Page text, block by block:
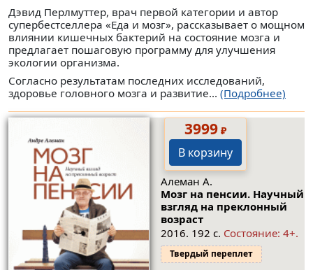
Дэвид Перлмуттер, врач первой категории и автор
супербестселлера «Еда и мозг», рассказывает о мощном
влиянии кишечных бактерий на состояние мозга и
предлагает пошаговую программу для улучшения
экологии организма.
Согласно результатам последних исследований,
здоровье головного мозга и развитие... (Подробнее)
3999₽
В корзину
Алеман А.
Мозг на пенсии. Научный
взгляд на преклонный
возраст
2016. 192 с. Cocтояние: 4+.
Твердый переплет